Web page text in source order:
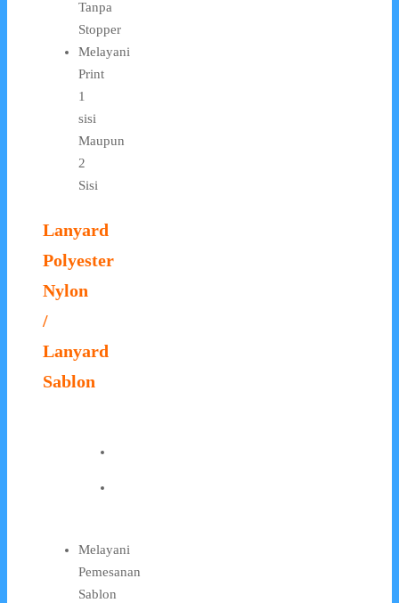
Tanpa
Stopper
Melayani
Print
1
sisi
Maupun
2
Sisi
Lanyard
Polyester
Nylon
/
Lanyard
Sablon
Melayani
Pemesanan
Sablon